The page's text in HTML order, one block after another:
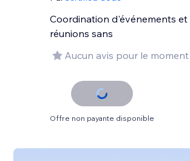
Coordination d'événements et
réunions sans
Aucun avis pour le moment
Offre non payante disponible